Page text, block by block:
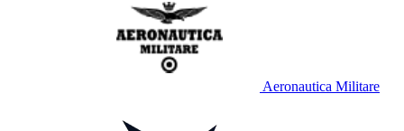
Aeronautica Militare